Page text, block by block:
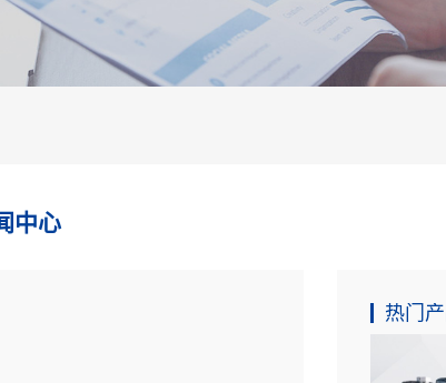
中心
热门